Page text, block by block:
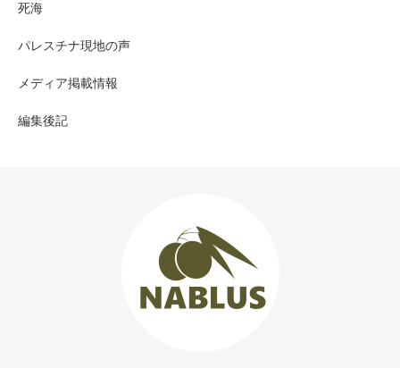
死海
パレスチナ現地の声
メディア掲載情報
編集後記